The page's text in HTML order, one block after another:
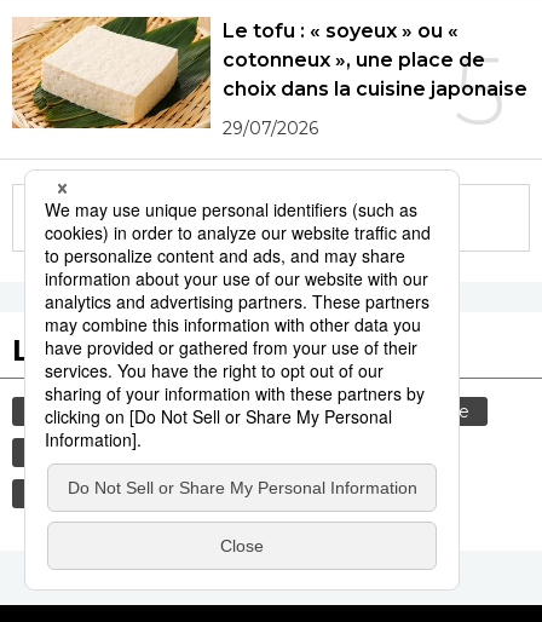
5
Le tofu : « soyeux » ou «
cotonneux », une place de
choix dans la cuisine japonaise
29/07/2026
More in this series
Les tags populaires
gastronomie culture histoire
femme
edo
sexe
bouddhisme
animal